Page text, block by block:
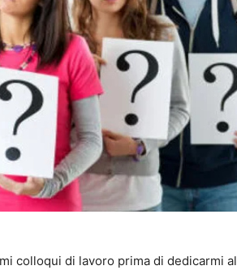
colloqui di lavoro prima di dedicarmi al